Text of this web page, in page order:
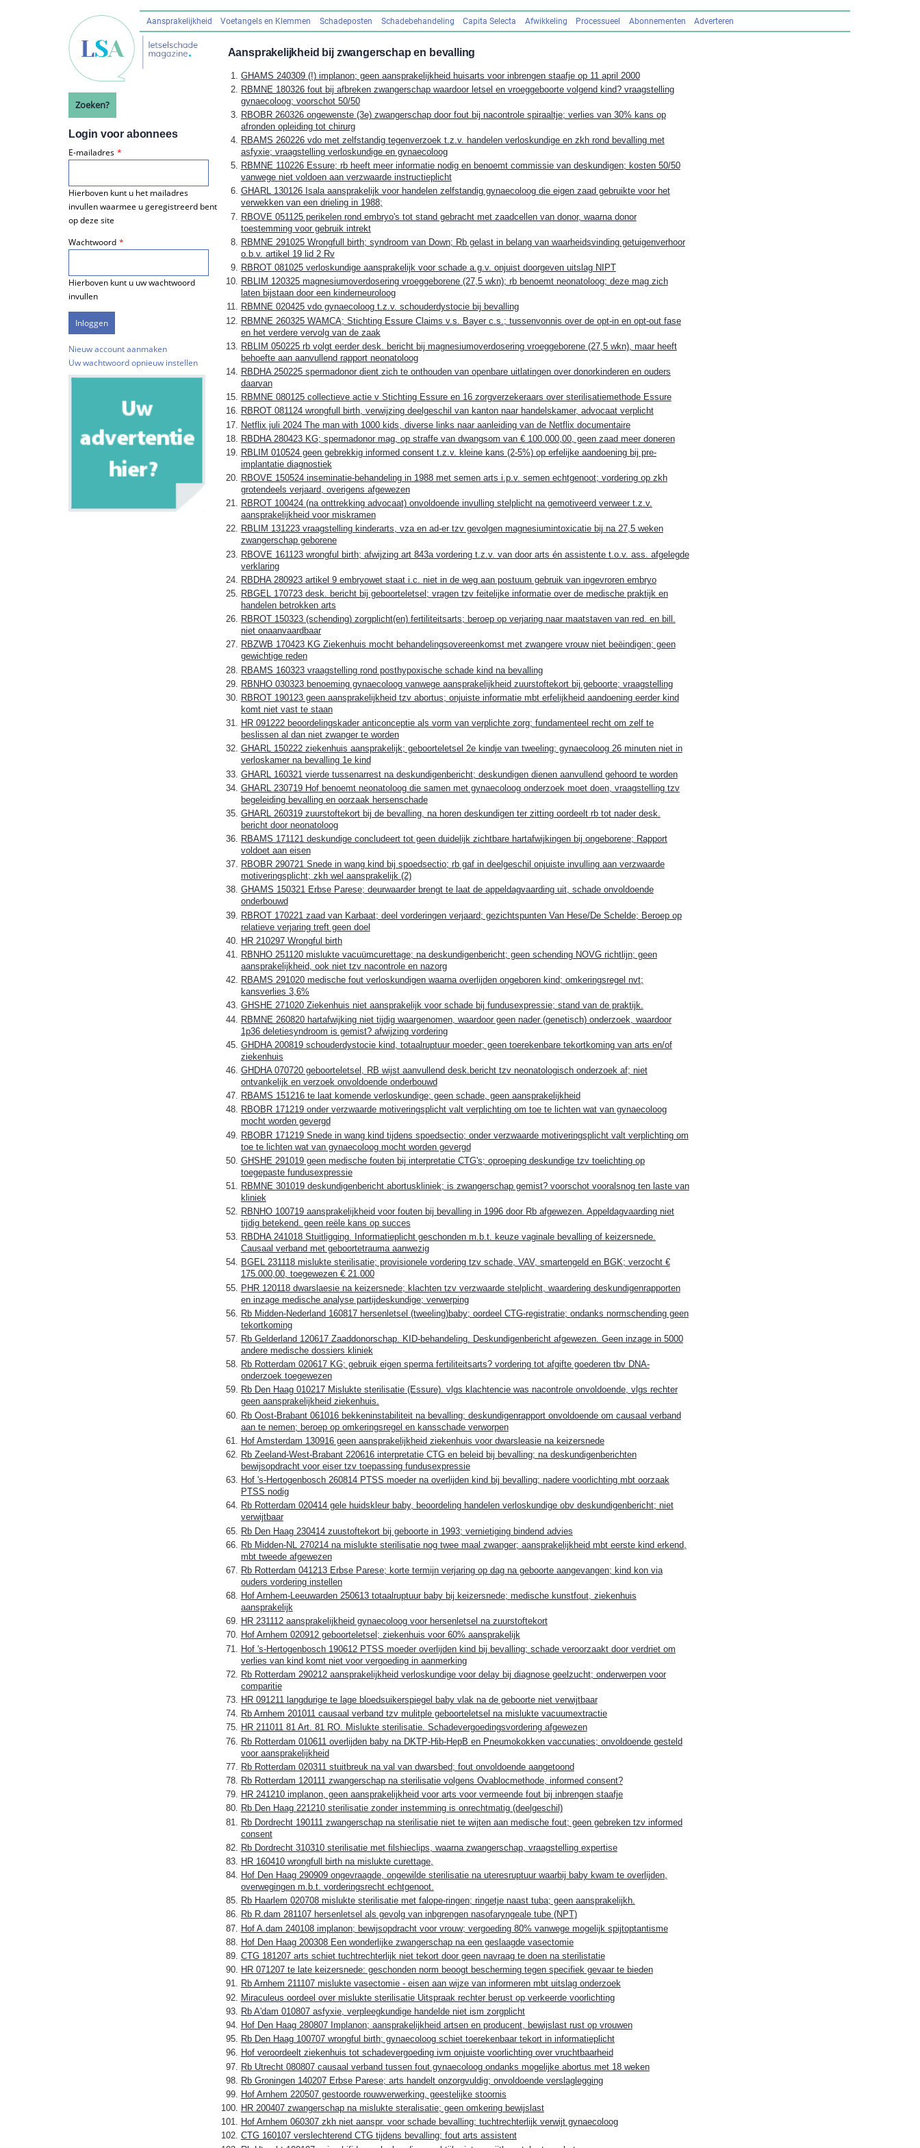
Hoofdnavigatie
Aansprakelijkheid Voetangels en Klemmen Schadeposten Schadebehandeling Capita Selecta Afwikkeling Processueel Abonnementen Adverteren
Aansprakelijkheid bij zwangerschap en bevalling
GHAMS 240309 (!) implanon; geen aansprakelijkheid huisarts voor inbrengen staafje op 11 april 2000
RBMNE 180326 fout bij afbreken zwangerschap waardoor letsel en vroeggeboorte volgend kind? vraagstelling
gynaecoloog; voorschot 50/50
RBOBR 260326 ongewenste (3e) zwangerschap door fout bij nacontrole spiraaltje; verlies van 30% kans op
afronden opleiding tot chirurg
RBAMS 260226 vdo met zelfstandig tegenverzoek t.z.v. handelen verloskundige en zkh rond bevalling met
asfyxie; vraagstelling verloskundige en gynaecoloog
RBMNE 110226 Essure; rb heeft meer informatie nodig en benoemt commissie van deskundigen; kosten 50/50
vanwege niet voldoen aan verzwaarde instructieplicht
GHARL 130126 Isala aansprakelijk voor handelen zelfstandig gynaecoloog die eigen zaad gebruikte voor het
verwekken van een drieling in 1988;
RBOVE 051125 perikelen rond embryo's tot stand gebracht met zaadcellen van donor, waarna donor
toestemming voor gebruik intrekt
RBMNE 291025 Wrongfull birth; syndroom van Down; Rb gelast in belang van waarheidsvinding getuigenverhoor
o.b.v. artikel 19 lid 2 Rv
RBROT 081025 verloskundige aansprakelijk voor schade a.g.v. onjuist doorgeven uitslag NIPT
RBLIM 120325 magnesiumoverdosering vroeggeborene (27,5 wkn); rb benoemt neonatoloog; deze mag zich
laten bijstaan door een kinderneuroloog
RBMNE 020425 vdo gynaecoloog t.z.v. schouderdystocie bij bevalling
RBMNE 260325 WAMCA; Stichting Essure Claims v.s. Bayer c.s.; tussenvonnis over de opt-in en opt-out fase
en het verdere vervolg van de zaak
RBLIM 050225 rb volgt eerder desk. bericht bij magnesiumoverdosering vroeggeborene (27,5 wkn), maar heeft
behoefte aan aanvullend rapport neonatoloog
RBDHA 250225 spermadonor dient zich te onthouden van openbare uitlatingen over donorkinderen en ouders
daarvan
RBMNE 080125 collectieve actie v Stichting Essure en 16 zorgverzekeraars over sterilisatiemethode Essure
RBROT 081124 wrongfull birth, verwijzing deelgeschil van kanton naar handelskamer, advocaat verplicht
Netflix juli 2024 The man with 1000 kids, diverse links naar aanleiding van de Netflix documentaire
RBDHA 280423 KG; spermadonor mag, op straffe van dwangsom van € 100.000,00, geen zaad meer doneren
RBLIM 010524 geen gebrekkig informed consent t.z.v. kleine kans (2-5%) op erfelijke aandoening bij pre-
implantatie diagnostiek
RBOVE 150524 inseminatie-behandeling in 1988 met semen arts i.p.v. semen echtgenoot; vordering op zkh
grotendeels verjaard, overigens afgewezen
RBROT 100424 (na onttrekking advocaat) onvoldoende invulling stelplicht na gemotiveerd verweer t.z.v.
aansprakelijkheid voor miskramen
RBLIM 131223 vraagstelling kinderarts, vza en ad-er tzv gevolgen magnesiumintoxicatie bij na 27,5 weken
zwangerschap geborene
RBOVE 161123 wrongful birth; afwijzing art 843a vordering t.z.v. van door arts én assistente t.o.v. ass. afgelegde
verklaring
RBDHA 280923 artikel 9 embryowet staat i.c. niet in de weg aan postuum gebruik van ingevroren embryo
RBGEL 170723 desk. bericht bij geboorteletsel; vragen tzv feitelijke informatie over de medische praktijk en
handelen betrokken arts
RBROT 150323 (schending) zorgplicht(en) fertiliteitsarts; beroep op verjaring naar maatstaven van red. en bill.
niet onaanvaardbaar
RBZWB 170423 KG Ziekenhuis mocht behandelingsovereenkomst met zwangere vrouw niet beëindigen; geen
gewichtige reden
RBAMS 160323 vraagstelling rond posthypoxische schade kind na bevalling
RBNHO 030323 benoeming gynaecoloog vanwege aansprakelijkheid zuurstoftekort bij geboorte; vraagstelling
RBROT 190123 geen aansprakelijkheid tzv abortus; onjuiste informatie mbt erfelijkheid aandoening eerder kind
komt niet vast te staan
HR 091222 beoordelingskader anticonceptie als vorm van verplichte zorg; fundamenteel recht om zelf te
beslissen al dan niet zwanger te worden
GHARL 150222 ziekenhuis aansprakelijk; geboorteletsel 2e kindje van tweeling; gynaecoloog 26 minuten niet in
verloskamer na bevalling 1e kind
GHARL 160321 vierde tussenarrest na deskundigenbericht; deskundigen dienen aanvullend gehoord te worden
GHARL 230719 Hof benoemt neonatoloog die samen met gynaecoloog onderzoek moet doen, vraagstelling tzv
begeleiding bevalling en oorzaak hersenschade
GHARL 260319 zuurstoftekort bij de bevalling, na horen deskundigen ter zitting oordeelt rb tot nader desk.
bericht door neonatoloog
RBAMS 171121 deskundige concludeert tot geen duidelijk zichtbare hartafwijkingen bij ongeborene; Rapport
voldoet aan eisen
RBOBR 290721 Snede in wang kind bij spoedsectio; rb gaf in deelgeschil onjuiste invulling aan verzwaarde
motiveringsplicht; zkh wel aansprakelijk (2)
GHAMS 150321 Erbse Parese; deurwaarder brengt te laat de appeldagvaarding uit, schade onvoldoende
onderbouwd
RBROT 170221 zaad van Karbaat; deel vorderingen verjaard; gezichtspunten Van Hese/De Schelde; Beroep op
relatieve verjaring treft geen doel
HR 210297 Wrongful birth
RBNHO 251120 mislukte vacuümcurettage; na deskundigenbericht; geen schending NOVG richtlijn; geen
aansprakelijkheid, ook niet tzv nacontrole en nazorg
RBAMS 291020 medische fout verloskundigen waarna overlijden ongeboren kind; omkeringsregel nvt;
kansverlies 3,6%
GHSHE 271020 Ziekenhuis niet aansprakelijk voor schade bij fundusexpressie; stand van de praktijk.
RBMNE 260820 hartafwijking niet tijdig waargenomen, waardoor geen nader (genetisch) onderzoek, waardoor
1p36 deletiesyndroom is gemist? afwijzing vordering
GHDHA 200819 schouderdystocie kind, totaalruptuur moeder; geen toerekenbare tekortkoming van arts en/of
ziekenhuis
GHDHA 070720 geboorteletsel, RB wijst aanvullend desk.bericht tzv neonatologisch onderzoek af; niet
ontvankelijk en verzoek onvoldoende onderbouwd
RBAMS 151216 te laat komende verloskundige; geen schade, geen aansprakelijkheid
RBOBR 171219 onder verzwaarde motiveringsplicht valt verplichting om toe te lichten wat van gynaecoloog
mocht worden gevergd
RBOBR 171219 Snede in wang kind tijdens spoedsectio; onder verzwaarde motiveringsplicht valt verplichting om
toe te lichten wat van gynaecoloog mocht worden gevergd
GHSHE 291019 geen medische fouten bij interpretatie CTG's; oproeping deskundige tzv toelichting op
toegepaste fundusexpressie
RBMNE 301019 deskundigenbericht abortuskliniek; is zwangerschap gemist? voorschot vooralsnog ten laste van
kliniek
RBNHO 100719 aansprakelijkheid voor fouten bij bevalling in 1996 door Rb afgewezen. Appeldagvaarding niet
tijdig betekend. geen reële kans op succes
RBDHA 241018 Stuitligging. Informatieplicht geschonden m.b.t. keuze vaginale bevalling of keizersnede.
Causaal verband met geboortetrauma aanwezig
BGEL 231118 mislukte sterilisatie; provisionele vordering tzv schade, VAV, smartengeld en BGK; verzocht €
175.000,00, toegewezen € 21.000
PHR 120118 dwarslaesie na keizersnede; klachten tzv verzwaarde stelplicht, waardering deskundigenrapporten
en inzage medische analyse partijdeskundige; verwerping
Rb Midden-Nederland 160817 hersenletsel (tweeling)baby; oordeel CTG-registratie; ondanks normschending geen
tekortkoming
Rb Gelderland 120617 Zaaddonorschap. KID-behandeling. Deskundigenbericht afgewezen. Geen inzage in 5000
andere medische dossiers kliniek
Rb Rotterdam 020617 KG; gebruik eigen sperma fertiliteitsarts? vordering tot afgifte goederen tbv DNA-
onderzoek toegewezen
Rb Den Haag 010217 Mislukte sterilisatie (Essure). vlgs klachtencie was nacontrole onvoldoende, vlgs rechter
geen aansprakelijkheid ziekenhuis.
Rb Oost-Brabant 061016 bekkeninstabiliteit na bevalling; deskundigenrapport onvoldoende om causaal verband
aan te nemen; beroep op omkeringsregel en kansschade verworpen
Hof Amsterdam 130916 geen aansprakelijkheid ziekenhuis voor dwarsleasie na keizersnede
Rb Zeeland-West-Brabant 220616 interpretatie CTG en beleid bij bevalling; na deskundigenberichten
bewijsopdracht voor eiser tzv toepassing fundusexpressie
Hof 's-Hertogenbosch 260814 PTSS moeder na overlijden kind bij bevalling; nadere voorlichting mbt oorzaak
PTSS nodig
Rb Rotterdam 020414 gele huidskleur baby, beoordeling handelen verloskundige obv deskundigenbericht; niet
verwijtbaar
Rb Den Haag 230414 zuustoftekort bij geboorte in 1993; vernietiging bindend advies
Rb Midden-NL 270214 na mislukte sterilisatie nog twee maal zwanger; aansprakelijkheid mbt eerste kind erkend,
mbt tweede afgewezen
Rb Rotterdam 041213 Erbse Parese; korte termijn verjaring op dag na geboorte aangevangen; kind kon via
ouders vordering instellen
Hof Arnhem-Leeuwarden 250613 totaalruptuur baby bij keizersnede; medische kunstfout, ziekenhuis
aansprakelijk
HR 231112 aansprakelijkheid gynaecoloog voor hersenletsel na zuurstoftekort
Hof Arnhem 020912 geboorteletsel; ziekenhuis voor 60% aansprakelijk
Hof 's-Hertogenbosch 190612 PTSS moeder overlijden kind bij bevalling; schade veroorzaakt door verdriet om
verlies van kind komt niet voor vergoeding in aanmerking
Rb Rotterdam 290212 aansprakelijkheid verloskundige voor delay bij diagnose geelzucht; onderwerpen voor
comparitie
HR 091211 langdurige te lage bloedsuikerspiegel baby vlak na de geboorte niet verwijtbaar
Rb Arnhem 201011 causaal verband tzv mulitple geboorteletsel na mislukte vacuumextractie
HR 211011 81 Art. 81 RO. Mislukte sterilisatie. Schadevergoedingsvordering afgewezen
Rb Rotterdam 010611 overlijden baby na DKTP-Hib-HepB en Pneumokokken vaccunaties; onvoldoende gesteld
voor aansprakelijkheid
Rb Rotterdam 020311 stuitbreuk na val van dwarsbed; fout onvoldoende aangetoond
Rb Rotterdam 120111 zwangerschap na sterilisatie volgens Ovablocmethode, informed consent?
HR 241210 implanon, geen aansprakelijkheid voor arts voor vermeende fout bij inbrengen staafje
Rb Den Haag 221210 sterilisatie zonder instemming is onrechtmatig (deelgeschil)
Rb Dordrecht 190111 zwangerschap na sterilisatie niet te wijten aan medische fout; geen gebreken tzv informed
consent
Rb Dordrecht 310310 sterilisatie met filshieclips, waarna zwangerschap, vraagstelling expertise
HR 160410 wrongfull birth na mislukte curettage,
Hof Den Haag 290909 ongevraagde, ongewilde sterilisatie na uteresruptuur waarbij baby kwam te overlijden,
overwegingen m.b.t. vorderingsrecht echtgenoot.
Rb Haarlem 020708 mislukte sterilisatie met falope-ringen; ringetje naast tuba; geen aansprakelijkh.
Rb R.dam 281107 hersenletsel als gevolg van inbgrengen nasofaryngeale tube (NPT)
Hof A.dam 240108 implanon; bewijsopdracht voor vrouw; vergoeding 80% vanwege mogelijk spijtoptantisme
Hof Den Haag 200308 Een wonderlijke zwangerschap na een geslaagde vasectomie
CTG 181207 arts schiet tuchtrechterlijk niet tekort door geen navraag te doen na sterilistatie
HR 071207 te late keizersnede: geschonden norm beoogt bescherming tegen specifiek gevaar te bieden
Rb Arnhem 211107 mislukte vasectomie - eisen aan wijze van informeren mbt uitslag onderzoek
Miraculeus oordeel over mislukte sterilisatie Uitspraak rechter berust op verkeerde voorlichting
Rb A'dam 010807 asfyxie, verpleegkundige handelde niet ism zorgplicht
Hof Den Haag 280807 Implanon; aansprakelijkheid artsen en producent, bewijslast rust op vrouwen
Rb Den Haag 100707 wrongful birth; gynaecoloog schiet toerekenbaar tekort in informatieplicht
Hof veroordeelt ziekenhuis tot schadevergoeding ivm onjuiste voorlichting over vruchtbaarheid
Rb Utrecht 080807 causaal verband tussen fout gynaecoloog ondanks mogelijke abortus met 18 weken
Rb Groningen 140207 Erbse Parese; arts handelt onzorgvuldig; onvoldoende verslaglegging
Hof Arnhem 220507 gestoorde rouwverwerking, geestelijke stoornis
HR 200407 zwangerschap na mislukte steralisatie; geen omkering bewijslast
Hof Arnhem 060307 zkh niet aanspr. voor schade bevalling; tuchtrechterlijk verwijt gynaecoloog
CTG 160107 verslechterend CTG tijdens bevalling; fout arts assistent
Zoeken?
Login voor abonnees
E-mailadres
Hierboven kunt u het mailadres
invullen waarmee u geregistreerd bent
op deze site
Wachtwoord
Hierboven kunt u uw wachtwoord
invullen
Nieuw account aanmaken
Uw wachtwoord opnieuw instellen